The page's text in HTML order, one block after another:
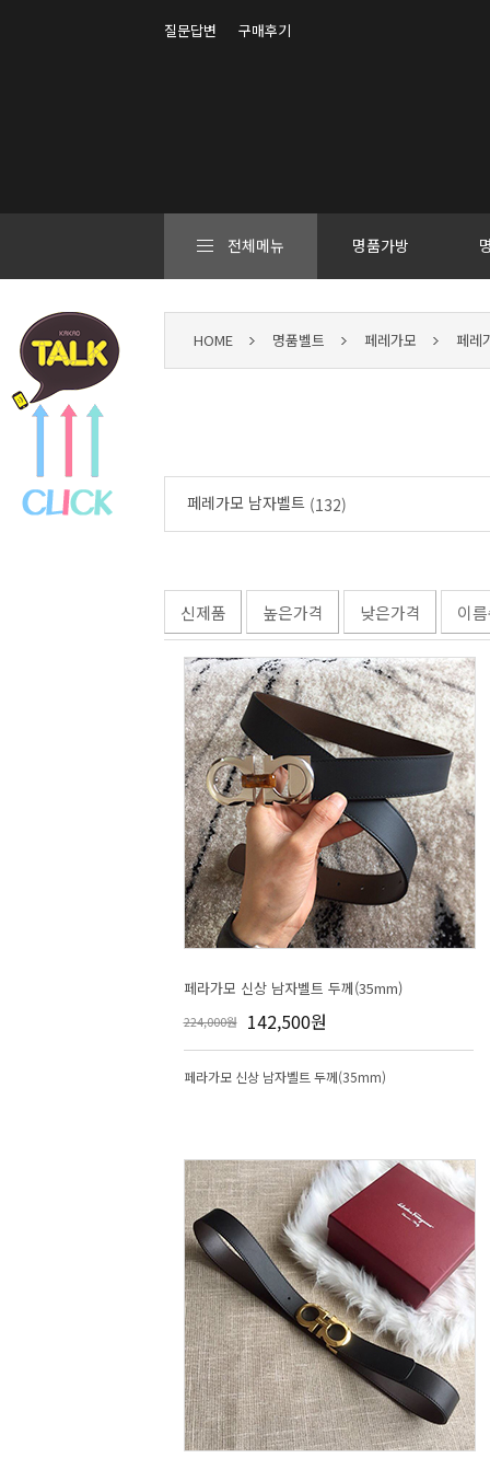
질문답변 구매후기
전체메뉴 명품가방
HOME 명품벨트 페레가모 페레
페레가모 남자벨트 (132)
신제품 높은가격 낮은가격 이
페라가모 신상 남자벨트 두께(35mm)
224,000원 142,500원
페라가모 신상 남자벨트 두께(35mm)